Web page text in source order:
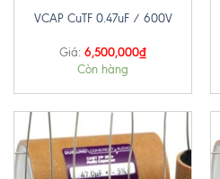
VCAP CuTF 0.47uF / 600V
Giá: 6,500,000₫
Còn hàng